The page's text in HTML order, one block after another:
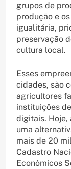
grupos de
produção e
igualitária,
preservação
cultura local.
Esses
cidades, são
agricultores
instituições
digitais. Hoje,
uma
mais de 20
Cadastro
Econômicos